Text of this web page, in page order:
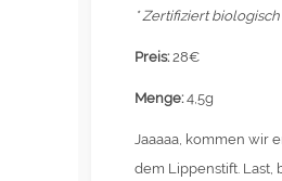
* Zertifiziert biologisch
Preis:28€
Menge:4,5g
Jaaaaa, kommen wir
dem Lippenstift. Last,